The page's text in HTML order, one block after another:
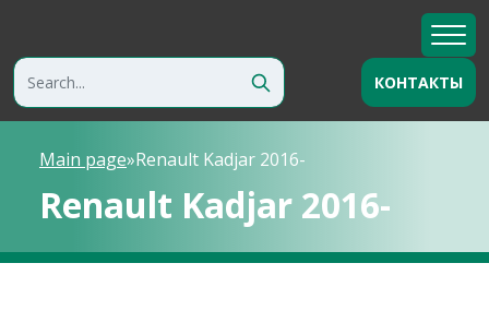
КОНТАКТЫ
Main page»Renault Kadjar 2016-
Renault Kadjar 2016-